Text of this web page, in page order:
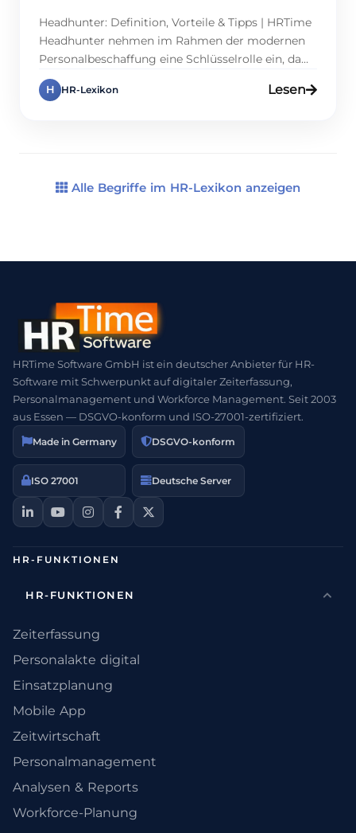
Headhunter: Definition, Vorteile & Tipps | HRTime
Headhunter nehmen im Rahmen der modernen
Personalbeschaffung eine Schlüsselrolle ein, da
sie gezielt auf die Suche nach hochqualifizierten
Fachkräften für Unternehmen gehen.
Personalberater und welche Vorteile ergeben […]
H HR-Lexikon Lesen
Alle Begriffe im HR-Lexikon anzeigen
HRTime Software GmbH ist ein deutscher Anbieter für HR-
Software mit Schwerpunkt auf digitaler Zeiterfassung,
Personalmanagement und Workforce Management. Seit 2003
aus Essen — DSGVO-konform und ISO-27001-zertifiziert.
Made in Germany DSGVO-konform
ISO 27001 Deutsche Server
HR-FUNKTIONEN
HR-FUNKTIONEN
Zeiterfassung
Personalakte digital
Einsatzplanung
Mobile App
Zeitwirtschaft
Personalmanagement
Analysen & Reports
Workforce-Planung